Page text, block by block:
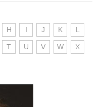
H I J K L
T U V W X